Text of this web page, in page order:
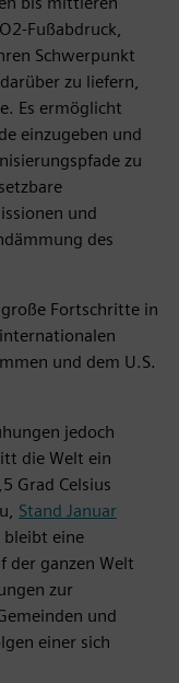
Fußabdruck,
Schwerpunkt
zu liefern,
Es ermöglicht
einzugeben und
zu
und
des
Fortschritte in
und dem U.S.
jedoch
die Welt ein
Grad Celsius
Stand Januar
bleibt eine
der ganzen Welt
zur
und
einer sich